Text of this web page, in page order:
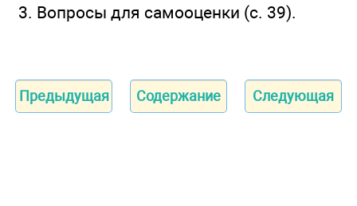
3. Вопросы для самооценки (с. 39).
Предыдущая Содержание Следующая